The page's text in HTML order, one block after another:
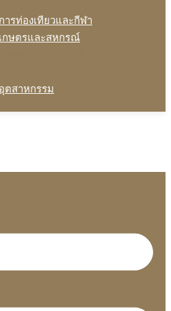
ารท่องเทียวและกีฬา
กษตรและสหกรณ์
ตสาหกรรม